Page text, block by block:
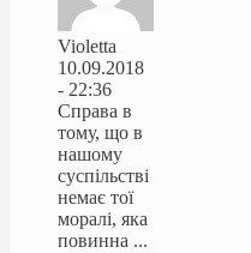
Violetta
10.09.2018
- 22:36
Справа в
тому, що в
нашому
суспільстві
немає тої
моралі, яка
повинна ...